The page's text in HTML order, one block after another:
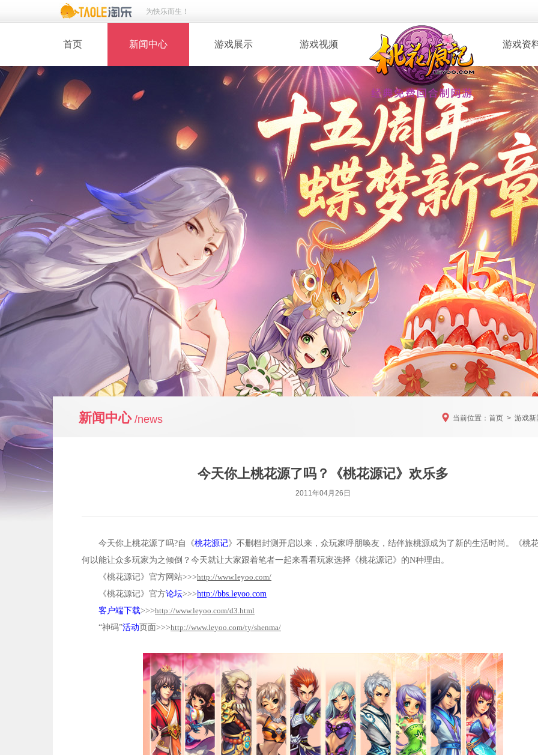
为快乐而生！
首页 新闻中心 游戏展示 游戏视频 游戏资
· 维护公告
· 桃花美人
· 桃花服战
· 玩家自制
· 版本CG
· 解说视频
· 新手指南
· 资料攻略
· 召唤兽图
新闻中心 /news 当前位置： 首页 > 游戏新
今天你上桃花源了吗？《桃花源记》欢乐多
2011年04月26日
今天你上桃花源了吗?自《桃花源记》不删档封测开启以来，众玩家呼朋唤友，结伴旅桃源成为了新的生活时尚。《桃
何以能让众多玩家为之倾倒？今天就让大家跟着笔者一起来看看玩家选择《桃花源记》的N种理由。
《桃花源记》官方网站>>>http://www.leyoo.com/
《桃花源记》官方论坛>>>http://bbs.leyoo.com
客户端下载>>>http://www.leyoo.com/d3.html
“神码”活动 页面>>>http://www.leyoo.com/ty/shenma/